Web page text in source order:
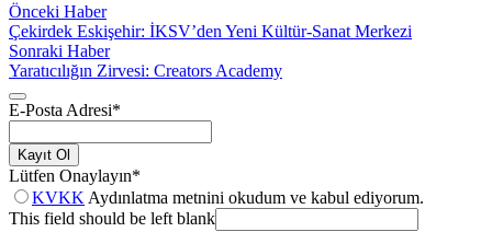
Önceki Haber
Çekirdek Eskişehir: İKSV’den Yeni Kültür-Sanat Merkezi
Sonraki Haber
Yaratıcılığın Zirvesi: Creators Academy
E-Posta Adresi*
Kayıt Ol
Lütfen Onaylayın*
KVKK Aydınlatma metnini okudum ve kabul ediyorum.
This field should be left blank